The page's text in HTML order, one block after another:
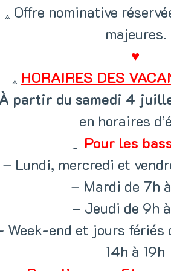
Home /Actualités/ Stage de natation
APPRENEZ À VOS
Offre nominative
majeures.
♥
HORAIRES DES
À partir du samedi 4
en horaires
Pour les
– Lundi, mercredi et
– Mardi de 7h
– Jeudi de 9h
Week-end et jours fériés
14h à 19h